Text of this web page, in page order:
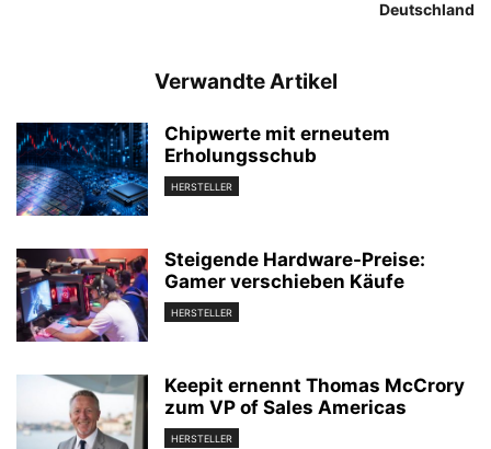
Deutschland
Verwandte Artikel
Chipwerte mit erneutem
Erholungsschub
HERSTELLER
Steigende Hardware-Preise:
Gamer verschieben Käufe
HERSTELLER
Keepit ernennt Thomas McCrory
zum VP of Sales Americas
HERSTELLER